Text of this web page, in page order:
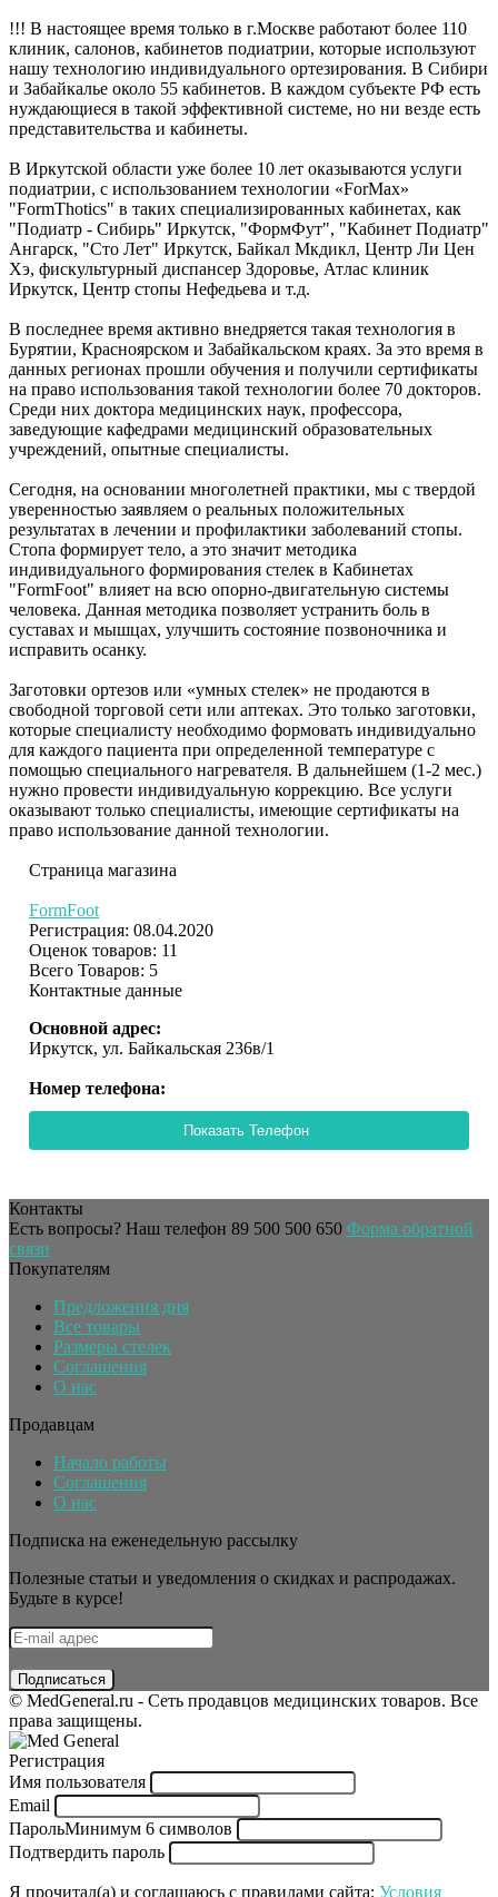
!!! В настоящее время только в г.Москве работают более 110
клиник, салонов, кабинетов подиатрии, которые используют
нашу технологию индивидуального ортезирования. В Сибири
и Забайкалье около 55 кабинетов. В каждом субъекте РФ есть
нуждающиеся в такой эффективной системе, но ни везде есть
представительства и кабинеты.
В Иркутской области уже более 10 лет оказываются услуги
подиатрии, с использованием технологии «ForMax»
"FormThotics" в таких специализированных кабинетах, как
"Подиатр - Сибирь" Иркутск, "ФормФут", "Кабинет Подиатр"
Ангарск, "Сто Лет" Иркутск, Байкал Мкдикл, Центр Ли Цен
Хэ, фискультурный диспансер Здоровье, Атлас клиник
Иркутск, Центр стопы Нефедьева и т.д.
В последнее время активно внедряется такая технология в
Бурятии, Красноярском и Забайкальском краях. За это время в
данных регионах прошли обучения и получили сертификаты
на право использования такой технологии более 70 докторов.
Среди них доктора медицинских наук, профессора,
заведующие кафедрами медицинский образовательных
учреждений, опытные специалисты.
Сегодня, на основании многолетней практики, мы с твердой
уверенностью заявляем о реальных положительных
результатах в лечении и профилактики заболеваний стопы.
Стопа формирует тело, а это значит методика
индивидуального формирования стелек в Кабинетах
"FormFoot" влияет на всю опорно-двигательную системы
человека. Данная методика позволяет устранить боль в
суставах и мышцах, улучшить состояние позвоночника и
исправить осанку.
Заготовки ортезов или «умных стелек» не продаются в
свободной торговой сети или аптеках. Это только заготовки,
которые специалисту необходимо формовать индивидуально
для каждого пациента при определенной температуре с
помощью специального нагревателя. В дальнейшем (1-2 мес.)
нужно провести индивидуальную коррекцию. Все услуги
оказывают только специалисты, имеющие сертификаты на
право использование данной технологии.
Страница магазина
FormFoot
Регистрация: 08.04.2020
Оценок товаров: 11
Всего Товаров: 5
Контактные данные
Основной адрес:
Иркутск, ул. Байкальская 236в/1
Номер телефона:
Показать Телефон
Контакты
Есть вопросы? Наш телефон 89 500 500 650 Форма обратной
связи
Покупателям
Предложения дня
Все товары
Размеры стелек
Соглашения
О нас
Продавцам
Начало работы
Соглашения
О нас
Подписка на еженедельную рассылку
Полезные статьи и уведомления о скидках и распродажах.
Будьте в курсе!
© MedGeneral.ru - Сеть продавцов медицинских товаров. Все
права защищены.
Регистрация
Имя пользователя
Email
ПарольМинимум 6 символов
Подтвердить пароль
Я прочитал(а) и соглашаюсь с правилами сайта: Условия